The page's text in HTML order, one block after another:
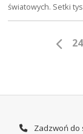
światowych. Setki
24
Zadzwoń do